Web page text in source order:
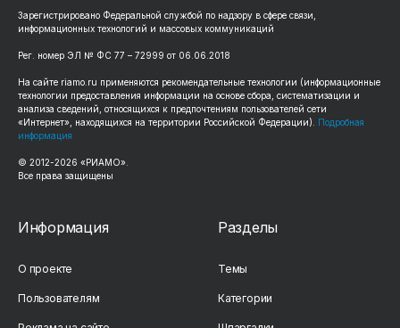
Зарегистрировано Федеральной службой по надзору в сфере связи,
информационных технологий и массовых коммуникаций
Рег. номер ЭЛ № ФС 77 – 72999 от 06.06.2018
На сайте riamo.ru применяются рекомендательные технологии (информационные
технологии предоставления информации на основе сбора, систематизации и
анализа сведений, относящихся к предпочтениям пользователей сети
«Интернет», находящихся на территории Российской Федерации). Подробная
информация
© 2012-2026 «РИАМО».
Все права защищены
Информация
О проекте
Пользователям
Разделы
Темы
Категории